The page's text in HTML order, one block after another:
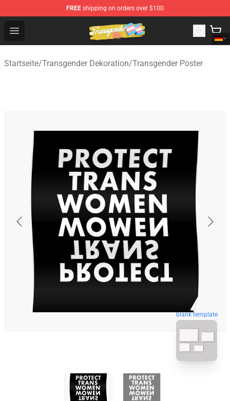
FREE shipping on orders over $100
Open menu
Transgender Flag Store - The Best Transgender Flag
Startseite/Transgender Dekoration/Transgender Poster
blank template